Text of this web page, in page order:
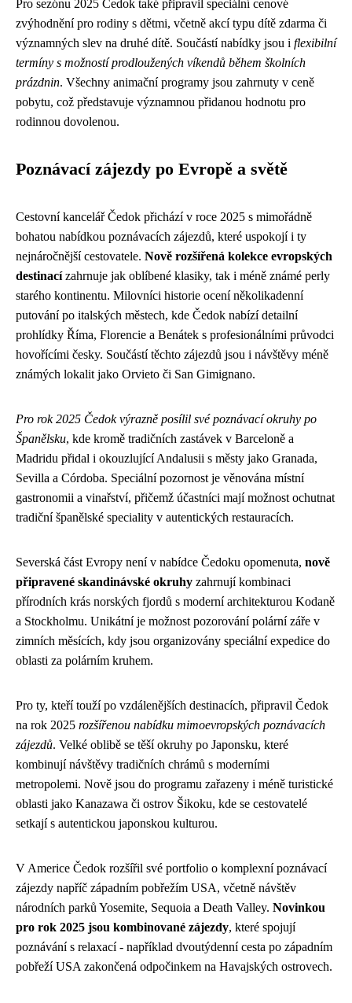
Pro sezónu 2025 Čedok také připravil speciální cenové
zvýhodnění pro rodiny s dětmi, včetně akcí typu dítě zdarma či
významných slev na druhé dítě. Součástí nabídky jsou i flexibilní
termíny s možností prodloužených víkendů během školních
prázdnin. Všechny animační programy jsou zahrnuty v ceně
pobytu, což představuje významnou přidanou hodnotu pro
rodinnou dovolenou.
Poznávací zájezdy po Evropě a světě
Cestovní kancelář Čedok přichází v roce 2025 s mimořádně
bohatou nabídkou poznávacích zájezdů, které uspokojí i ty
nejnáročnější cestovatele. Nově rozšířená kolekce evropských
destinacízahrnuje jak oblíbené klasiky, tak i méně známé perly
starého kontinentu. Milovníci historie ocení několikadenní
putování po italských městech, kde Čedok nabízí detailní
prohlídky Říma, Florencie a Benátek s profesionálními průvodci
hovořícími česky. Součástí těchto zájezdů jsou i návštěvy méně
známých lokalit jako Orvieto či San Gimignano.
Pro rok 2025 Čedok výrazně posílil své poznávací okruhy po
Španělsku, kde kromě tradičních zastávek v Barceloně a
Madridu přidal i okouzlující Andalusii s městy jako Granada,
Sevilla a Córdoba. Speciální pozornost je věnována místní
gastronomii a vinařství, přičemž účastníci mají možnost ochutnat
tradiční španělské speciality v autentických restauracích.
Severská část Evropy není v nabídce Čedoku opomenuta, nově
připravené skandinávské okruhy zahrnují kombinaci
přírodních krás norských fjordů s moderní architekturou Kodaně
a Stockholmu. Unikátní je možnost pozorování polární záře v
zimních měsících, kdy jsou organizovány speciální expedice do
oblasti za polárním kruhem.
Pro ty, kteří touží po vzdálenějších destinacích, připravil Čedok
na rok 2025 rozšířenou nabídku mimoevropských poznávacích
zájezdů. Velké oblibě se těší okruhy po Japonsku, které
kombinují návštěvy tradičních chrámů s moderními
metropolemi. Nově jsou do programu zařazeny i méně turistické
oblasti jako Kanazawa či ostrov Šikoku, kde se cestovatelé
setkají s autentickou japonskou kulturou.
V Americe Čedok rozšířil své portfolio o komplexní poznávací
zájezdy napříč západním pobřežím USA, včetně návštěv
národních parků Yosemite, Sequoia a Death Valley. Novinkou
pro rok 2025 jsou kombinované zájezdy, které spojují
poznávání s relaxací - například dvoutýdenní cesta po západním
pobřeží USA zakončená odpočinkem na Havajských ostrovech.